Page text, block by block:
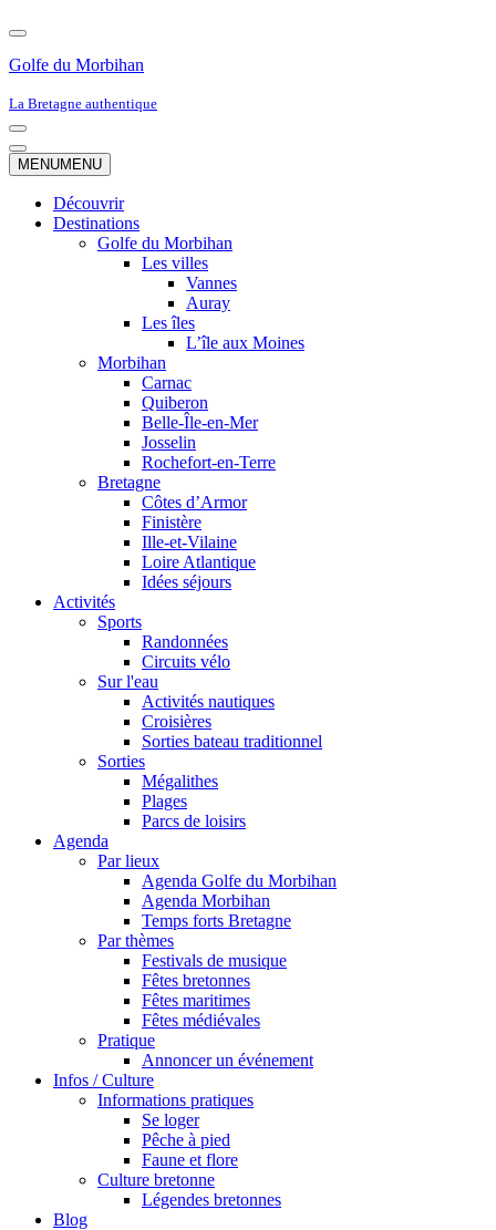
Golfe du Morbihan
La Bretagne authentique
Menu
de
navigation
Menu
de
MENUMENU
Découvrir
Destinations
Golfe du Morbihan
Les villes
Vannes
Auray
Les îles
L’île aux Moines
Morbihan
Carnac
Quiberon
Belle-Île-en-Mer
Josselin
Rochefort-en-Terre
Bretagne
Côtes d’Armor
Finistère
Ille-et-Vilaine
Loire Atlantique
Idées séjours
Activités
Sports
Randonnées
Circuits vélo
Sur l'eau
Activités nautiques
Croisières
Sorties bateau traditionnel
Sorties
Mégalithes
Plages
Parcs de loisirs
Agenda
Par lieux
Agenda Golfe du Morbihan
Agenda Morbihan
Temps forts Bretagne
Par thèmes
Festivals de musique
Fêtes bretonnes
Fêtes maritimes
Fêtes médiévales
Pratique
Annoncer un événement
Infos / Culture
Informations pratiques
Se loger
Pêche à pied
Faune et flore
Culture bretonne
Légendes bretonnes
Blog